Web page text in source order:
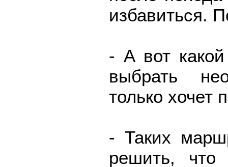
избавиться.
- А вот
выбрать
только хочет
- Таких
решить,